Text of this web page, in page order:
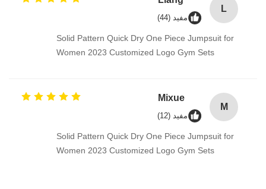
L
مفید (44)
Solid Pattern Quick Dry One Piece Jumpsuit for
Women 2023 Customized Logo Gym Sets
M
Mixue
مفید (12)
Solid Pattern Quick Dry One Piece Jumpsuit for
Women 2023 Customized Logo Gym Sets